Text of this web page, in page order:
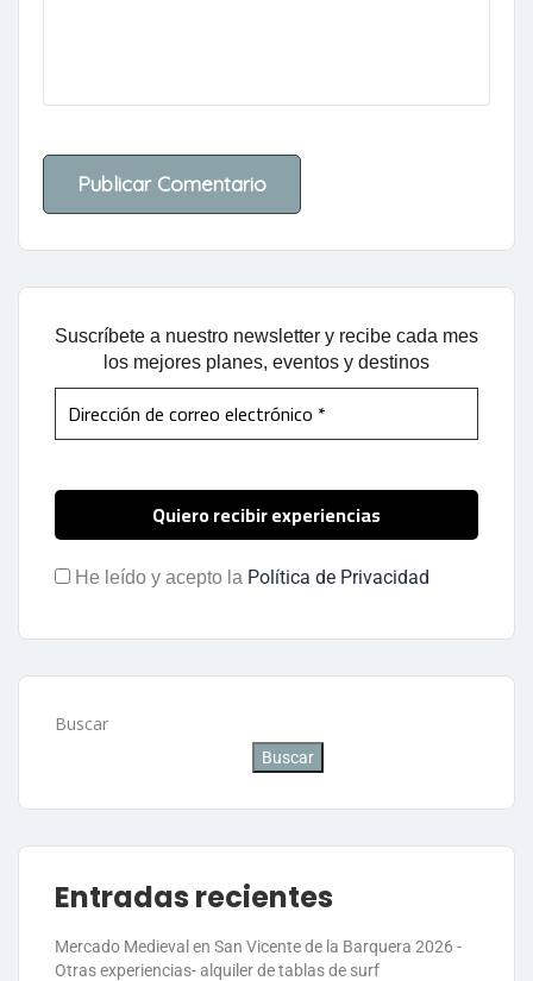
Suscríbete a nuestro newsletter y recibe cada mes
los mejores planes, eventos y destinos
He leído y acepto la Política de Privacidad
Buscar
Buscar
Entradas recientes
Mercado Medieval en San Vicente de la Barquera 2026 -
Otras experiencias- alquiler de tablas de surf